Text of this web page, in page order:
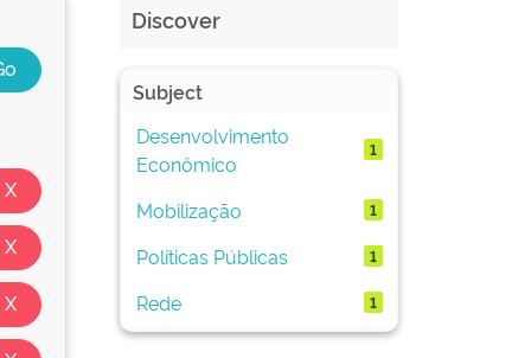
Discover
Subject
Desenvolvimento
Econômico
1
Mobilização 1
Políticas Públicas 1
Rede 1